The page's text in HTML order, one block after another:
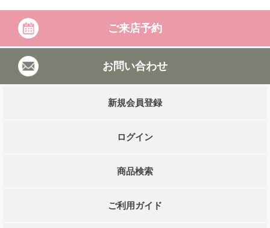
ご来店予約
お問い合わせ
新規会員登録
ログイン
商品検索
ご利用ガイド